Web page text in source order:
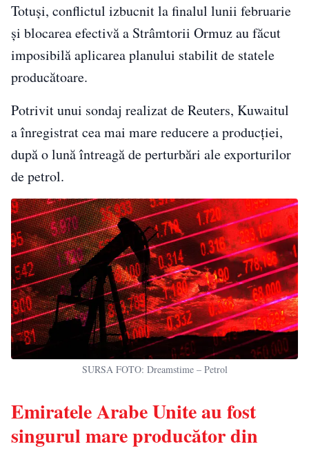
Totuși, conflictul izbucnit la finalul lunii februarie
și blocarea efectivă a Strâmtorii Ormuz au făcut
imposibilă aplicarea planului stabilit de statele
producătoare.
Potrivit unui sondaj realizat de Reuters, Kuwaitul
a înregistrat cea mai mare reducere a producției,
după o lună întreagă de perturbări ale exporturilor
de petrol.
SURSA FOTO: Dreamstime – Petrol
Emiratele Arabe Unite au fost
singurul mare producător din